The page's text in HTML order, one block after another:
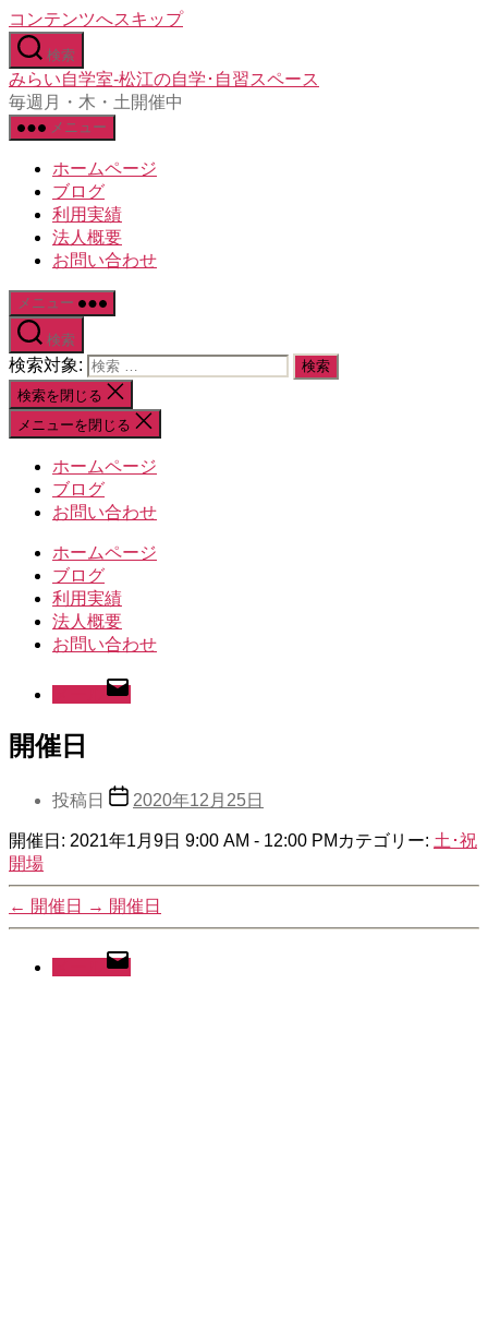
コンテンツへスキップ
検索
みらい自学室-松江の自学･自習スペース
毎週月・木・土開催中
メニュー
ホームページ
ブログ
利用実績
法人概要
お問い合わせ
メニュー
検索
検索対象:
検索を閉じる
メニューを閉じる
ホームページ
ブログ
お問い合わせ
ホームページ
ブログ
利用実績
法人概要
お問い合わせ
開催日
投稿日 2020年12月25日
開催日: 2021年1月9日 9:00 AM - 12:00 PM カテゴリー: 土･祝
開場
← 開催日 → 開催日